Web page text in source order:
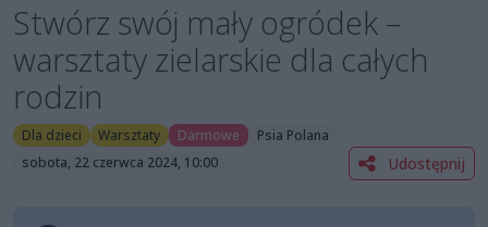
Stwórz swój mały ogródek –
warsztaty zielarskie dla całych
rodzin
Dla dzieci Warsztaty Darmowe
Psia Polana
sobota, 22 czerwca 2024, 10:00
Udostępnij